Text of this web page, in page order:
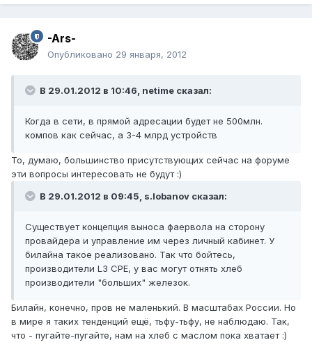
-Ars-
Опубликовано 29 января, 2012
В 29.01.2012 в 10:46, netime сказал:
Когда в сети, в прямой адресации будет не 500млн.
компов как сейчас, а 3-4 млрд устройств
То, думаю, большинство присутствующих сейчас на форуме
эти вопросы интересовать не будут :)
В 29.01.2012 в 09:45, s.lobanov сказал:
Существует концепция выноса фаервола на сторону
провайдера и управление им через личный кабинет. У
билайна такое реализовано. Так что бойтесь,
производители L3 CPE, у вас могут отнять хлеб
производители "больших" железок.
Билайн, конечно, пров не маленький. В масштабах России. Но
в мире я таких тенденций ещё, тьфу-тьфу, не наблюдаю. Так,
что - пугайте-пугайте, нам на хлеб с маслом пока хватает :)